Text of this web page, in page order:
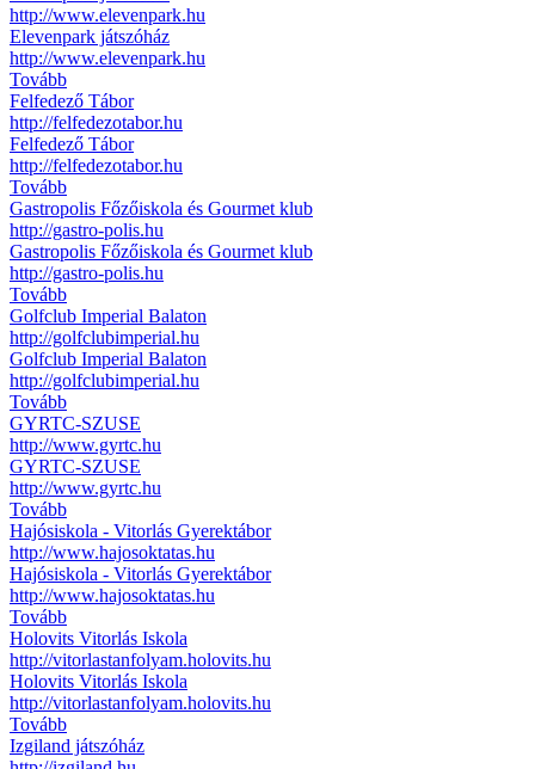
http://www.elevenpark.hu
Elevenpark játszóház
http://www.elevenpark.hu
Tovább
Felfedező Tábor
http://felfedezotabor.hu
Felfedező Tábor
http://felfedezotabor.hu
Tovább
Gastropolis Főzőiskola és Gourmet klub
http://gastro-polis.hu
Gastropolis Főzőiskola és Gourmet klub
http://gastro-polis.hu
Tovább
Golfclub Imperial Balaton
http://golfclubimperial.hu
Golfclub Imperial Balaton
http://golfclubimperial.hu
Tovább
GYRTC-SZUSE
http://www.gyrtc.hu
GYRTC-SZUSE
http://www.gyrtc.hu
Tovább
Hajósiskola - Vitorlás Gyerektábor
http://www.hajosoktatas.hu
Hajósiskola - Vitorlás Gyerektábor
http://www.hajosoktatas.hu
Tovább
Holovits Vitorlás Iskola
http://vitorlastanfolyam.holovits.hu
Holovits Vitorlás Iskola
http://vitorlastanfolyam.holovits.hu
Tovább
Izgiland játszóház